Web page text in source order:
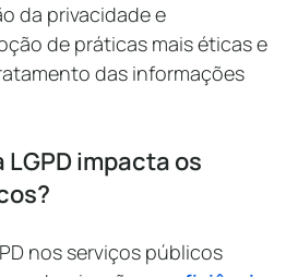
da privacidade e
de práticas mais éticas e
das informações
LGPD impacta os
nos serviços públicos